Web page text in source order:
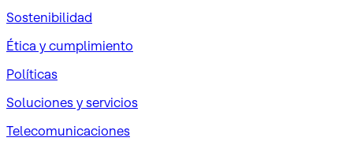
Sostenibilidad
Ética y cumplimiento
Políticas
Soluciones y servicios
Telecomunicaciones